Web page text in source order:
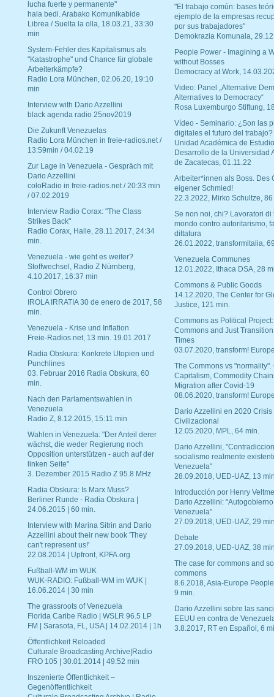
lucha fuerte y permanente"
hala bedi. Arabako Komunikabide
Librea / Suelta la olla, 18.03.21, 33:30
min
System-Fehler des Kapitalismus als
"Katastrophe" und Chance für globale
Arbeiterkämpfe?
Radio Lora München, 02.06.20, 19:10
min
Interview with Dario Azzellini
black agenda radio 25nov2019
Die Zukunft Venezuelas
Radio Lora München in freie-radios.net /
13:59min / 04.02.19
Zur Lage in Venezuela - Gespräch mit
Dario Azzellini
coloRadio in freie-radios.net / 20:33 min
/ 07.02.2019
Interview Radio Corax: "The Class
Strikes Back"
Radio Corax, Halle, 28.11.2017, 24:34
min.
Venezuela - wie geht es weiter?
Stoffwechsel, Radio Z Nürnberg,
4.10.2017, 16:37 min
Control Obrero
IROLA IRRATIA 30 de enero de 2017, 58
min.
Venezuela - Krise und Inflation
Freie-Radios.net, 13 min. 19.01.2017
Radia Obskura: Konkrete Utopien und
Punchlines
03. Februar 2016 Radia Obskura, 60
min.
Nach den Parlamentswahlen in
Venezuela
Radio Z, 8.12.2015, 15:11 min
Wahlen in Venezuela: "Der Anteil derer
wächst, die weder Regierung noch
Opposition unterstützen - auch auf der
linken Seite"
3. Dezember 2015 Radio Z 95.8 MHz
Radia Obskura: Is Marx Muss?
Berliner Runde - Radia Obskura |
24.06.2015 | 60 min.
Interview with Marina Sitrin and Dario
Azzellini about their new book 'They
can't represent us!'
22.08.2014 | Upfront, KPFA.org
Fußball-WM im WUK
WUK-RADIO: Fußball-WM im WUK |
16.06.2014 | 30 min
The grassroots of Venezuela
Florida Caribe Radio | WSLR 96.5 LP
FM | Sarasota, FL, USA | 14.02.2014 | 1h
Öffentlichkeit Reloaded
Culturale Broadcasting Archive|Radio
FRO 105 | 30.01.2014 | 49:52 min
Inszenierte Öffentlichkeit –
Gegenöffentlichkeit
"El trabajo común: bases
ejemplo de la empresas
por sus trabajadores"
Demokrazia Komunala,
People Power - Imagining a
without Bosses
Democracy at Work,
Video: Panel „Alternative
Alternatives to Democracy“
Rosa Luxemburgo Stiftung,
Vídeo - Seminario: ¿Son las
digitales el futuro del trabajo?
Unidad Académica de
Desarrollo de la Universidad
de Zacatecas, 01.11.22
Arbeiter*innen als Boss. Des
eigener Schmied!
22.3.2022, Mirko Schultze, 86
Se non noi, chi? Lavoratori di
mondo contro autoritarismo,
dittatura
26.01.2022, transformitalia,
Venezuela Communes
12.01.2022, Ithaca DSA, 28
Commons & Public Goods
14.12.2020, The Center for
Justice, 121 min.
Commons as Political Project:
Commons and Just
Times
03.07.2020, transform!
The Commons vs "normality".
Capitalism, Commodity
Migration after Covid-19
08.06.2020, transform!
Dario Azzellini en 2020 Crisis
Civilizacional
12.05.2020, MPL, 64 min.
Dario Azzellini,
socialismo realmente
Venezuela"
28.09.2018, UED-UAZ, 13
Introducción por Henry
Dario Azzellini:
Venezuela"
27.09.2018, UED-UAZ, 29
Debate
27.09.2018, UED-UAZ, 38
The case for commons and
commons
8.6.2018, Asia-Europe
9 min.
Dario Azzellini sobre las
EEUU en contra de
3.8.2017, RT en Español, 6